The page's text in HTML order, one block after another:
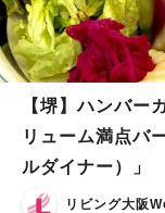
【堺】ハンバー
リューム満点バ
ルダイナー）」
リビング大阪